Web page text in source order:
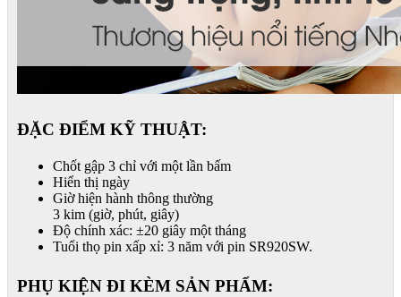
ĐẶC ĐIỂM KỸ THUẬT:
Chốt gập 3 chỉ với một lần bấm
Hiển thị ngày
Giờ hiện hành thông thường
3 kim (giờ, phút, giây)
Độ chính xác: ±20 giây một tháng
Tuổi thọ pin xấp xỉ: 3 năm với pin SR920SW.
PHỤ KIỆN ĐI KÈM SẢN PHẨM: